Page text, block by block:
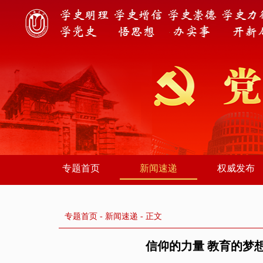
专题首页 新闻速递 权威发布
专题首页 - 新闻速递 - 正文
信仰的力量 教育的梦